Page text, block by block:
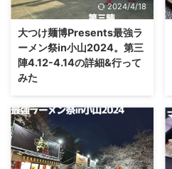
2024/4/18
大つけ麺博Presents最強ラ
ーメン祭in小山2024。第三
陣4.12-4.14の詳細&行って
みた